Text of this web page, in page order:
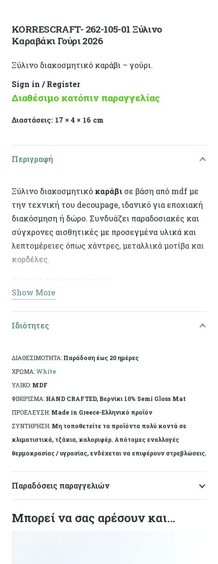
KORRESCRAFT- 262-105-01 Ξύλινο
Καραβάκι Γούρι 2026
Ξύλινο διακοσμητικό καράβι – γούρι.
Sign in / Register
Διαθέσιμο κατόπιν παραγγελίας
Διαστάσεις: 17 × 4 × 16 cm
Περιγραφή
Ξύλινο διακοσμητικό καράβι σε βάση από mdf με
την τεχνική του decoupage, ιδανικό για εποχιακή
διακόσμηση ή δώρο. Συνδυάζει παραδοσιακές και
σύγχρονες αισθητικές με προσεγμένα υλικά και
λεπτομέρειες όπως χάντρες, μεταλλικά μοτίβα και
κορδέλες.
Υλικό: Mdf
Τεχνική: Decoupage
Ειδικά χαρακτηριστικά: Χειροποίητη κατασκευή,
Το αντικείμενο ενδέχεται να φέρει ελάχιστες
αποκλίσεις ανά προϊόν λόγω της χειροποίητης
κατασκευής του. Made in Greece, by Korres Craft
Show More
Ιδιότητες
ΔΙΑΘΕΣΙΜΟΤΗΤΑ: Παράδοση έως 20 ημέρες
ΧΡΩΜΑ: White
ΥΛΙΚΟ: MDF
ΦΙΝΙΡΙΣΜΑ: HAND CRAFTED, Βερνίκι 10% Semi Gloss Mat
ΠΡΟΕΛΕΥΣΗ: Made in Greece-Ελληνικό προϊόν
ΣΥΝΤΗΡΗΣΗ: Μη τοποθετείτε τα προϊόντα πολύ κοντά σε
κλιματιστικά, τζάκια, καλοριφέρ. Απότομες εναλλαγές
θερμοκρασίας / υγρασίας, ενδέχεται να επιφέρουν στρεβλώσεις.
Παραδόσεις παραγγελιών
Μπορεί να σας αρέσουν και…